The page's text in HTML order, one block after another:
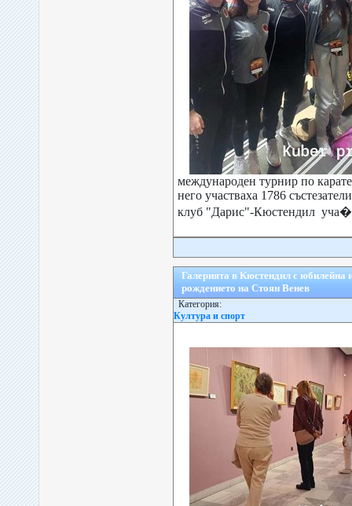
международен турнир по
него участваха 1786
клуб "Дарис"-Кюстендил
Галерията в Кюстендил с юбилейна
рождението на Стоян Венев
Категория:
Култура и спорт